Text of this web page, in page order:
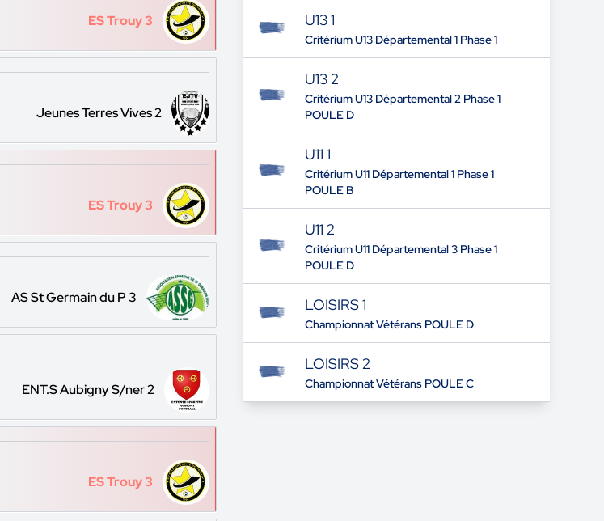
ES Trouy 3
Jeunes Terres Vives 2
ES Trouy 3
AS St Germain du P 3
ENT.S Aubigny S/ner 2
ES Trouy 3
U13 1
Critérium U13 Départemental 1 Phase 1
U13 2
Critérium U13 Départemental 2 Phase 1
POULE D
U11 1
Critérium U11 Départemental 1 Phase 1
POULE B
U11 2
Critérium U11 Départemental 3 Phase 1
POULE D
LOISIRS 1
Championnat Vétérans POULE D
LOISIRS 2
Championnat Vétérans POULE C